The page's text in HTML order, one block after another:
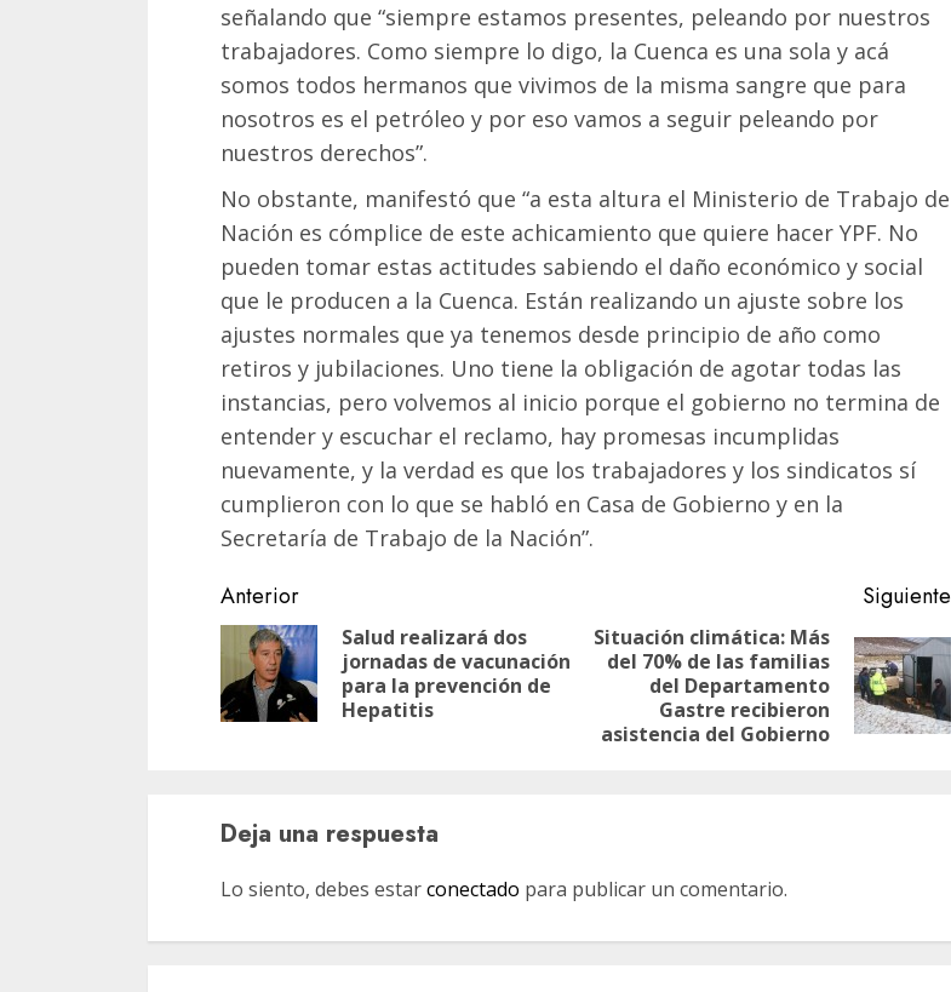
señalando que “siempre estamos presentes, peleando por nuestros
trabajadores. Como siempre lo digo, la Cuenca es una sola y acá
somos todos hermanos que vivimos de la misma sangre que para
nosotros es el petróleo y por eso vamos a seguir peleando por
nuestros derechos”.
No obstante, manifestó que “a esta altura el Ministerio de Trabajo de
Nación es cómplice de este achicamiento que quiere hacer YPF. No
pueden tomar estas actitudes sabiendo el daño económico y social
que le producen a la Cuenca. Están realizando un ajuste sobre los
ajustes normales que ya tenemos desde principio de año como
retiros y jubilaciones. Uno tiene la obligación de agotar todas las
instancias, pero volvemos al inicio porque el gobierno no termina de
entender y escuchar el reclamo, hay promesas incumplidas
nuevamente, y la verdad es que los trabajadores y los sindicatos sí
cumplieron con lo que se habló en Casa de Gobierno y en la
Secretaría de Trabajo de la Nación”.
Navegación
de
entradas
Anterior
Entrada
anterior:
Salud realizará dos
jornadas de vacunación
para la prevención de
Hepatitis
Siguiente
Siguiente
entrada:
Situación climática: Más
del 70% de las familias
del Departamento
Gastre recibieron
asistencia del Gobierno
Deja una respuesta
Lo siento, debes estarconectado para publicar un comentario.